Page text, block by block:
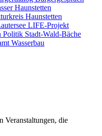
Haunstetten
Haunstetten
LIFE-Projekt
Politik Stadt-Wald-Bäche
Wasserbau
Veranstaltungen, die